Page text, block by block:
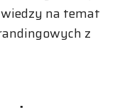
wiedzy na temat
z